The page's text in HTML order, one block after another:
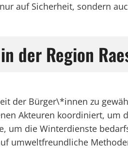
auf Sicherheit, sondern
der Region
der Bürger\*innen zu
Akteuren koordiniert, um
um die Winterdienste
umweltfreundliche